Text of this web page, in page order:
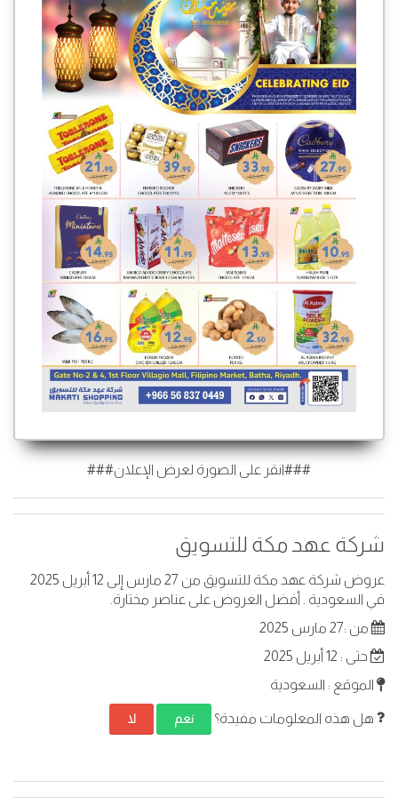
###انقر على الصورة لعرض الإعلان###
شركة عهد مكة للتسويق
عروض شركة عهد مكة للتسويق من 27 مارس إلى 12 أبريل 2025
في السعودية . أفضل العروض على عناصر مختارة.
من :27 مارس 2025
حتى : 12 أبريل 2025
الموقع : السعودية
هل هذه المعلومات مفيدة؟ نعم لا